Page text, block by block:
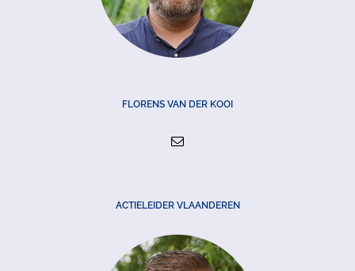
FLORENS VAN DER KOOI
ACTIELEIDER VLAANDEREN